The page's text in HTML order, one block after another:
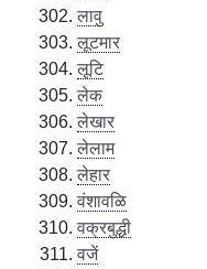
लावु
लूटमार
लूटि
लेक
लेखार
लेलाम
लेहार
वंशावळि
वक्रबुद्धी
वजें